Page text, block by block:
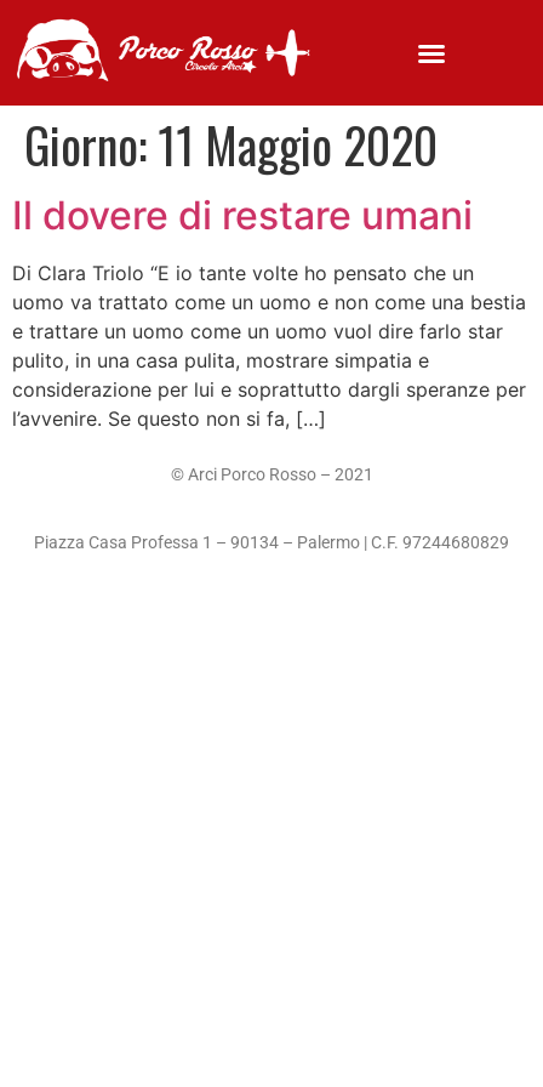
Giorno:11 Maggio 2020
Il dovere di restare umani
Di Clara Triolo “E io tante volte ho pensato che un
uomo va trattato come un uomo e non come una bestia
e trattare un uomo come un uomo vuol dire farlo star
pulito, in una casa pulita, mostrare simpatia e
considerazione per lui e soprattutto dargli speranze per
l’avvenire. Se questo non si fa, […]
© Arci Porco Rosso – 2021
Piazza Casa Professa 1 – 90134 – Palermo | C.F. 97244680829